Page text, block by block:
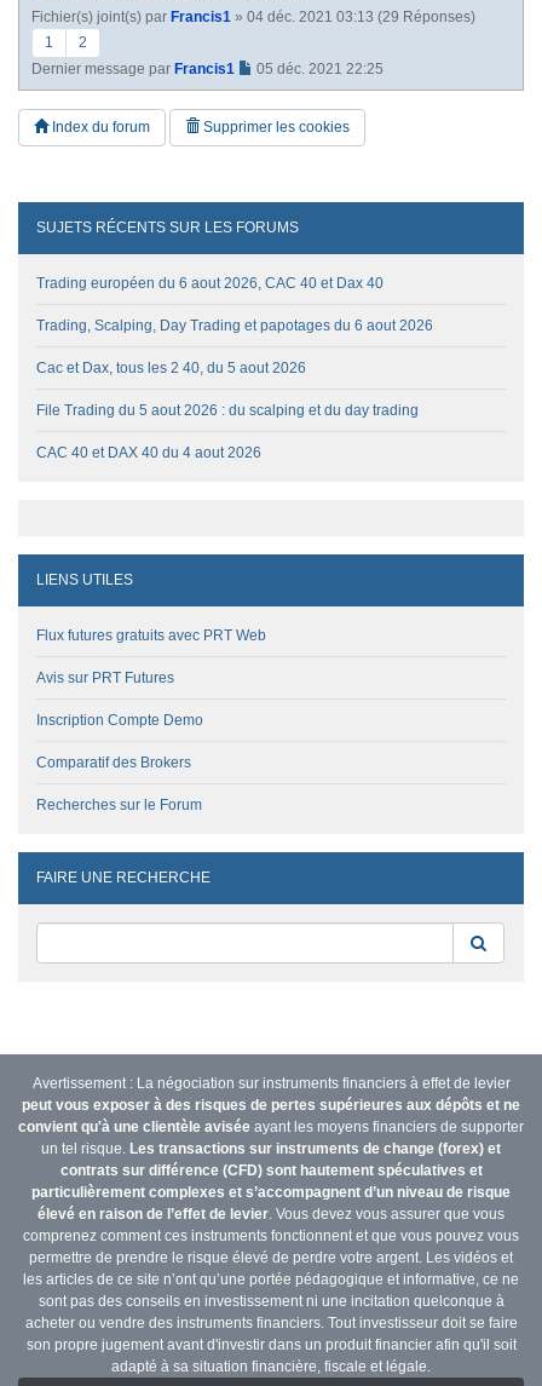
Fichier(s) joint(s) par Francis1 » 04 déc. 2021 03:13 (29 Réponses)
1
2
Dernier message par Francis1 05 déc. 2021 22:25
Index du forum Supprimer les cookies
SUJETS RÉCENTS SUR LES FORUMS
Trading européen du 6 aout 2026, CAC 40 et Dax 40
Trading, Scalping, Day Trading et papotages du 6 aout 2026
Cac et Dax, tous les 2 40, du 5 aout 2026
File Trading du 5 aout 2026 : du scalping et du day trading
CAC 40 et DAX 40 du 4 aout 2026
LIENS UTILES
Flux futures gratuits avec PRT Web
Avis sur PRT Futures
Inscription Compte Demo
Comparatif des Brokers
Recherches sur le Forum
FAIRE UNE RECHERCHE
Avertissement : La négociation sur instruments financiers à effet de levier
peut vous exposer à des risques de pertes supérieures aux dépôts et ne
convient qu'à une clientèle avisée ayant les moyens financiers de supporter
un tel risque. Les transactions sur instruments de change (forex) et
contrats sur différence (CFD) sont hautement spéculatives et
particulièrement complexes et s’accompagnent d’un niveau de risque
élevé en raison de l’effet de levier. Vous devez vous assurer que vous
comprenez comment ces instruments fonctionnent et que vous pouvez vous
permettre de prendre le risque élevé de perdre votre argent. Les vidéos et
les articles de ce site n’ont qu’une portée pédagogique et informative, ce ne
sont pas des conseils en investissement ni une incitation quelconque à
acheter ou vendre des instruments financiers. Tout investisseur doit se faire
son propre jugement avant d'investir dans un produit financier afin qu'il soit
adapté à sa situation financière, fiscale et légale.